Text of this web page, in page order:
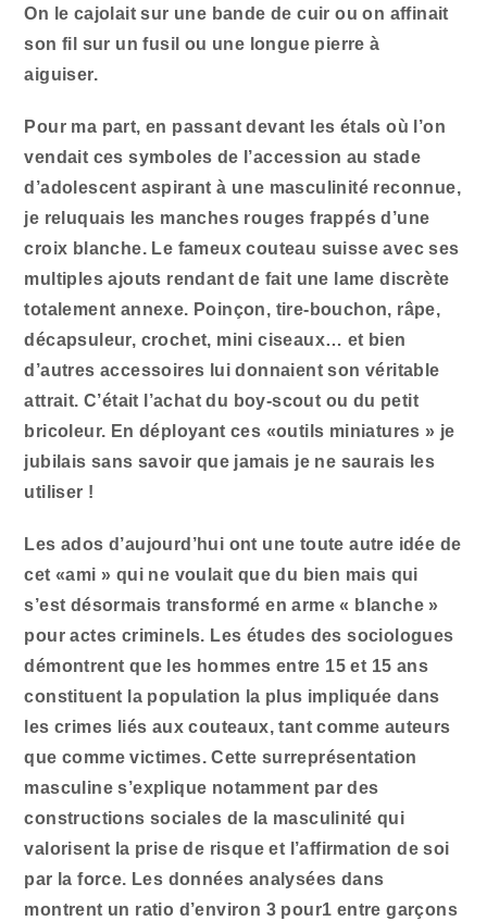
On le cajolait sur une bande de cuir ou on affinait
son fil sur un fusil ou une longue pierre à
aiguiser.
Pour ma part, en passant devant les étals où l’on
vendait ces symboles de l’accession au stade
d’adolescent aspirant à une masculinité reconnue,
je reluquais les manches rouges frappés d’une
croix blanche. Le fameux couteau suisse avec ses
multiples ajouts rendant de fait une lame discrète
totalement annexe. Poinçon, tire-bouchon, râpe,
décapsuleur, crochet, mini ciseaux… et bien
d’autres accessoires lui donnaient son véritable
attrait. C’était l’achat du boy-scout ou du petit
bricoleur. En déployant ces «outils miniatures » je
jubilais sans savoir que jamais je ne saurais les
utiliser !
Les ados d’aujourd’hui ont une toute autre idée de
cet «ami » qui ne voulait que du bien mais qui
s’est désormais transformé en arme « blanche »
pour actes criminels. Les études des sociologues
démontrent que les hommes entre 15 et 15 ans
constituent la population la plus impliquée dans
les crimes liés aux couteaux, tant comme auteurs
que comme victimes. Cette surreprésentation
masculine s’explique notamment par des
constructions sociales de la masculinité qui
valorisent la prise de risque et l’affirmation de soi
par la force. Les données analysées dans
montrent un ratio d’environ 3 pour1 entre garçons